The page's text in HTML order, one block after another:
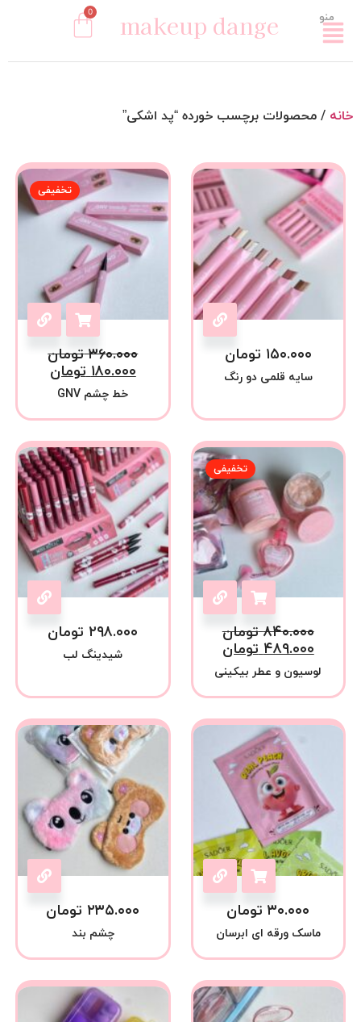
منو makeup dange
0
خانه / محصولات برچسب خورده “پد اشکی”
۱۵۰.۰۰۰ تومان
سایه قلمی دو رنگ
تخفیفی
۳۶۰.۰۰۰ تومان
۱۸۰.۰۰۰ تومان
خط چشم GNV
تخفیفی
۸۴۰.۰۰۰ تومان
۴۸۹.۰۰۰ تومان
لوسیون و عطر بیکینی
۲۹۸.۰۰۰ تومان
شیدینگ لب
۳۰.۰۰۰ تومان
ماسک ورقه ای ابرسان
۲۳۵.۰۰۰ تومان
چشم بند